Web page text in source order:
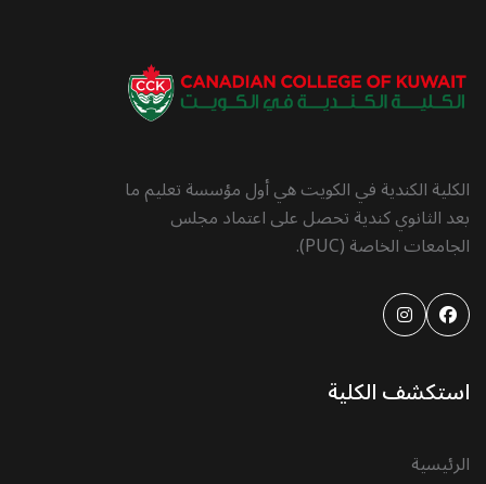
الكلية الكندية في الكويت هي أول مؤسسة تعليم ما
بعد الثانوي كندية تحصل على اعتماد مجلس
الجامعات الخاصة (PUC).
استكشف الكلية
الرئيسية